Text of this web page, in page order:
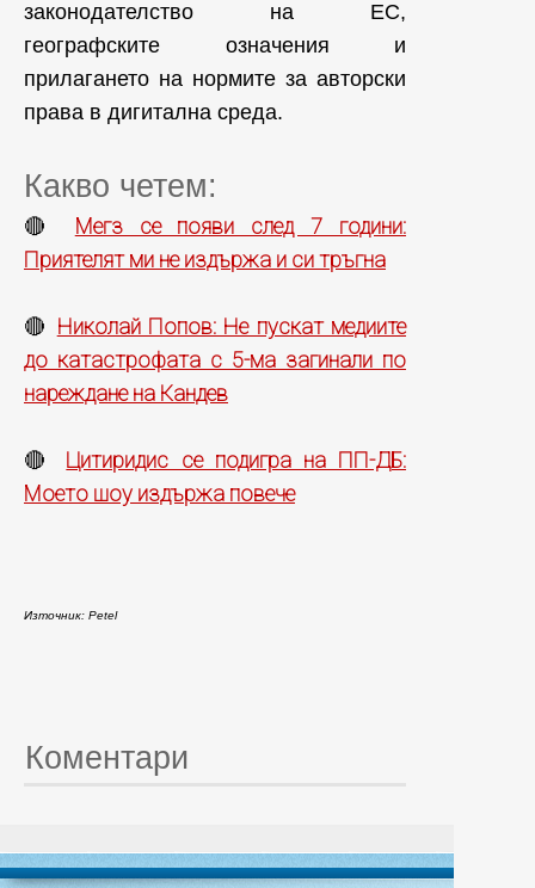
законодателство на ЕС,
географските означения и
прилагането на нормите за авторски
права в дигитална среда.
Какво четем:
🔴 Мегз се появи след 7 години:
Приятелят ми не издържа и си тръгна
🔴 Николай Попов: Не пускат медиите
до катастрофата с 5-ма загинали по
нареждане на Кандев
🔴 Цитиридис се подигра на ПП-ДБ:
Моето шоу издържа повече
Източник: Petel
Коментари